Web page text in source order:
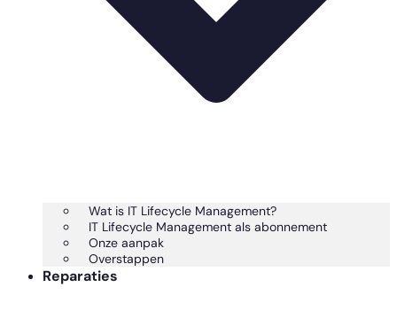
Wat is IT Lifecycle Management?
IT Lifecycle Management als abonnement
Onze aanpak
Overstappen
Reparaties